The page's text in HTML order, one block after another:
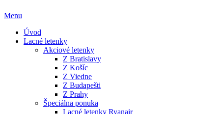
Menu
Úvod
Lacné letenky
Akciové letenky
Z Bratislavy
Z Košíc
Z Viedne
Z Budapešti
Z Prahy
Špeciálna ponuka
Lacné letenky Ryanair